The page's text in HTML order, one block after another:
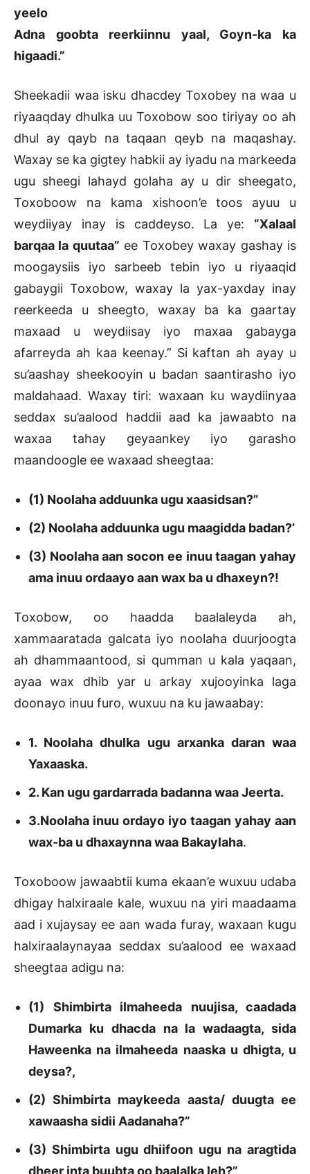
yeelo
Adna goobta reerkiinnu yaal, Goyn-ka ka
higaadi.”
Sheekadii waa isku dhacdey Toxobey na waa u
riyaaqday dhulka uu Toxobow soo tiriyay oo ah
dhul ay qayb na taqaan qeyb na maqashay.
Waxay se ka gigtey habkii ay iyadu na markeeda
ugu sheegi lahayd golaha ay u dir sheegato,
Toxoboow na kama xishoon’e toos ayuu u
weydiiyay inay is caddeyso. La ye: “Xalaal
barqaa la quutaa” ee Toxobey waxay gashay is
moogaysiis iyo sarbeeb tebin iyo u riyaaqid
gabaygii Toxobow, waxay la yax-yaxday inay
reerkeeda u sheegto, waxay ba ka gaartay
maxaad u weydiisay iyo maxaa gabayga
afarreyda ah kaa keenay.” Si kaftan ah ayay u
su’aashay sheekooyin u badan saantirasho iyo
maldahaad. Waxay tiri: waxaan ku waydiinyaa
seddax su’aalood haddii aad ka jawaabto na
waxaa tahay geyaankey iyo garasho
maandoogle ee waxaad sheegtaa:
(1) Noolaha adduunka ugu xaasidsan?”
(2) Noolaha adduunka ugu maagidda badan?’
(3) Noolaha aan socon ee inuu taagan yahay
ama inuu ordaayo aan wax ba u dhaxeyn?!
Toxobow, oo haadda baalaleyda ah,
xammaaratada galcata iyo noolaha duurjoogta
ah dhammaantood, si qumman u kala yaqaan,
ayaa wax dhib yar u arkay xujooyinka laga
doonayo inuu furo, wuxuu na ku jawaabay:
1. Noolaha dhulka ugu arxanka daran waa
Yaxaaska.
2. Kan ugu gardarrada badanna waa Jeerta.
3.Noolaha inuu ordayo iyo taagan yahay aan
wax-ba u dhaxaynna waa Bakaylaha.
Toxoboow jawaabtii kuma ekaan’e wuxuu udaba
dhigay halxiraale kale, wuxuu na yiri maadaama
aad i xujaysay ee aan wada furay, waxaan kugu
halxiraalaynayaa seddax su’aalood ee waxaad
sheegtaa adigu na:
(1) Shimbirta ilmaheeda nuujisa, caadada
Dumarka ku dhacda na la wadaagta, sida
Haweenka na ilmaheeda naaska u dhigta, u
deysa?,
(2) Shimbirta maykeeda aasta/ duugta ee
xawaasha sidii Aadanaha?”
(3) Shimbirta ugu dhiifoon ugu na aragtida
dheer inta buubta oo baalalka leh?”